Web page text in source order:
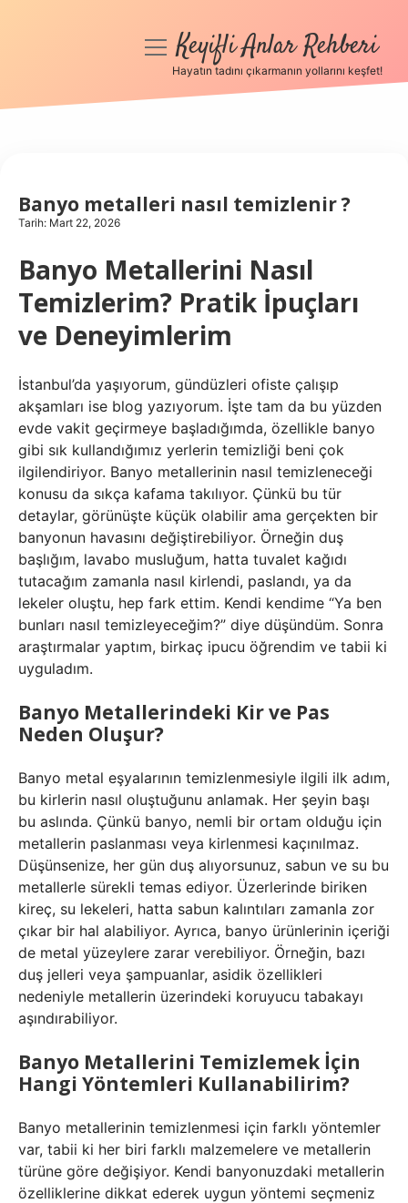
Anasayfa
Hakkımızda
menüyüKeyifli Anlar Rehberi
Hayatın tadını çıkarmanın yollarını keşfet!
Banyo metalleri nasıl temizlenir ?
Tarih: Mart 22, 2026
Banyo Metallerini Nasıl
Temizlerim? Pratik İpuçları
ve Deneyimlerim
İstanbul’da yaşıyorum, gündüzleri ofiste çalışıp
akşamları ise blog yazıyorum. İşte tam da bu yüzden
evde vakit geçirmeye başladığımda, özellikle banyo
gibi sık kullandığımız yerlerin temizliği beni çok
ilgilendiriyor. Banyo metallerinin nasıl temizleneceği
konusu da sıkça kafama takılıyor. Çünkü bu tür
detaylar, görünüşte küçük olabilir ama gerçekten bir
banyonun havasını değiştirebiliyor. Örneğin duş
başlığım, lavabo musluğum, hatta tuvalet kağıdı
tutacağım zamanla nasıl kirlendi, paslandı, ya da
lekeler oluştu, hep fark ettim. Kendi kendime “Ya ben
bunları nasıl temizleyeceğim?” diye düşündüm. Sonra
araştırmalar yaptım, birkaç ipucu öğrendim ve tabii ki
uyguladım.
Banyo Metallerindeki Kir ve Pas
Neden Oluşur?
Banyo metal eşyalarının temizlenmesiyle ilgili ilk adım,
bu kirlerin nasıl oluştuğunu anlamak. Her şeyin başı
bu aslında. Çünkü banyo, nemli bir ortam olduğu için
metallerin paslanması veya kirlenmesi kaçınılmaz.
Düşünsenize, her gün duş alıyorsunuz, sabun ve su bu
metallerle sürekli temas ediyor. Üzerlerinde biriken
kireç, su lekeleri, hatta sabun kalıntıları zamanla zor
çıkar bir hal alabiliyor. Ayrıca, banyo ürünlerinin içeriği
de metal yüzeylere zarar verebiliyor. Örneğin, bazı
duş jelleri veya şampuanlar, asidik özellikleri
nedeniyle metallerin üzerindeki koruyucu tabakayı
aşındırabiliyor.
Banyo Metallerini Temizlemek İçin
Hangi Yöntemleri Kullanabilirim?
Banyo metallerinin temizlenmesi için farklı yöntemler
var, tabii ki her biri farklı malzemelere ve metallerin
türüne göre değişiyor. Kendi banyonuzdaki metallerin
özelliklerine dikkat ederek uygun yöntemi seçmeniz